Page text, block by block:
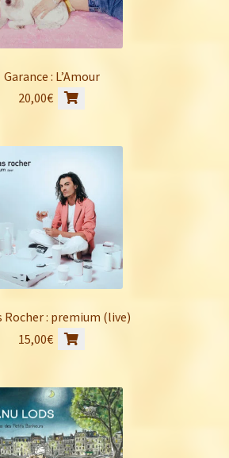
Garance : L’Amour
20,00€
Rocher : premium (live)
15,00€